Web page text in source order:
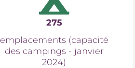
275
emplacements (capacité
des campings - janvier
2024)